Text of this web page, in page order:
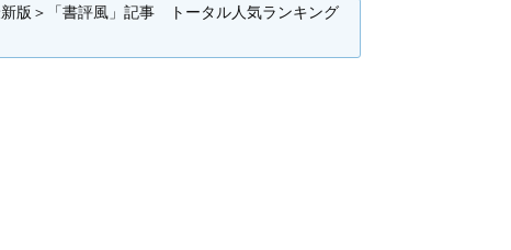
新版＞「書評風」記事 トータル人気ランキング